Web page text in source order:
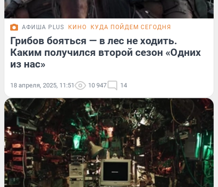
АФИША PLUS КИНО КУДА ПОЙДЕМ СЕГОДНЯ
Грибов бояться — в лес не ходить.
Каким получился второй сезон «Одних
из нас»
18 апреля, 2025, 11:51 10 947 14